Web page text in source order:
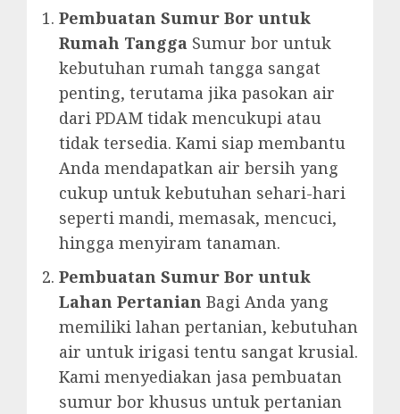
Pembuatan Sumur Bor untuk
Rumah Tangga Sumur bor untuk
kebutuhan rumah tangga sangat
penting, terutama jika pasokan air
dari PDAM tidak mencukupi atau
tidak tersedia. Kami siap membantu
Anda mendapatkan air bersih yang
cukup untuk kebutuhan sehari-hari
seperti mandi, memasak, mencuci,
hingga menyiram tanaman.
Pembuatan Sumur Bor untuk
Lahan Pertanian Bagi Anda yang
memiliki lahan pertanian, kebutuhan
air untuk irigasi tentu sangat krusial.
Kami menyediakan jasa pembuatan
sumur bor khusus untuk pertanian